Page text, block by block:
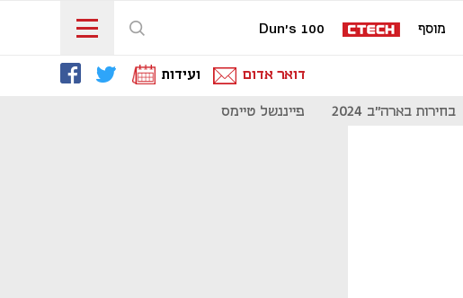
מוסף Dun's 100
דואר אדום ועידות
בחירות בארה"ב 2024 פייננשל טיימס